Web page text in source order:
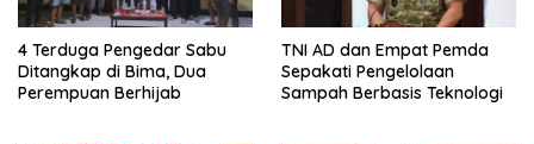
4 Terduga Pengedar Sabu
Ditangkap di Bima, Dua
Perempuan Berhijab
TNI AD dan Empat Pemda
Sepakati Pengelolaan
Sampah Berbasis Teknologi